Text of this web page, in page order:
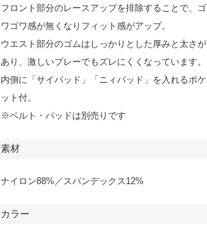
フロント部分のレースアップを排除することで、ゴ
ワゴワ感が無くなりフィット感がアップ。
ウエスト部分のゴムはしっかりとした厚みと太さが
あり、激しいプレーでもズレにくくなっています。
内側に「サイパッド」「ニィパッド」を入れるポケ
ット付。
※ベルト・パッドは別売りです
素材
ナイロン88%／スパンデックス12%
カラー